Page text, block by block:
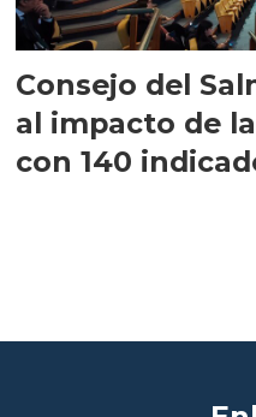
Consejo del
al impacto de
con 140